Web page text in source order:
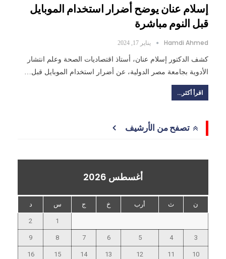
إسلام عنان يوضح أضرار استخدام الموبايل
قبل النوم مباشرة
Hamdi Ahmed يناير 17, 2024
كشف الدكتور إسلام عنان، أستاذ اقتصاديات الصحة وعلم انتشار
الأدوية بجامعة مصر الدولية، عن أضرار استخدام الموبايل قبل…
اقرأ أكثر...
تصفح من الأرشيف
أغسطس 2026
ن ث أرب خ ج س د
1
2
3
4
5
6
7
8
9
10
11
12
13
14
15
16